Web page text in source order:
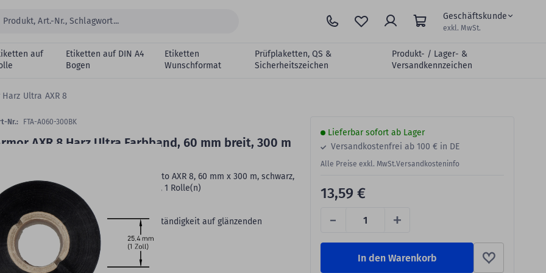
Geschäftskunde
exkl. MwSt.
auf
Etiketten auf DIN A4
Bogen
Etiketten
Wunschformat
Prüfplaketten, QS &
Sicherheitszeichen
Produkt- / Lager- &
Versandkennzeichen
Ultra AXR 8
AXR 8 Harz Ultra Farbband, 60 mm breit, 300 m
Farbband, Harz Ultra, Inkanto AXR 8, 60 mm x 300 m, schwarz,
Zoll (25,4 mm) Rollenkern, Außenwicklung, 1 Rolle(n)
Nr.: FTA-A060-300BK
Hersteller:
Armor
Beständigkeit: sehr gute Chemikalienbeständigkeit auf glänzenden
Rollenkern:
1 Zoll (25,4 mm)
Farbband Wicklung:
Außenwicklung
1 Rolle(n) mit 300 m Rollenlänge
Lieferbar sofort ab Lager
Versandkostenfrei ab 100 € in DE
Alle Preise exkl. MwSt.Versandkosteninfo
- +
13,59 €
In den Warenkorb